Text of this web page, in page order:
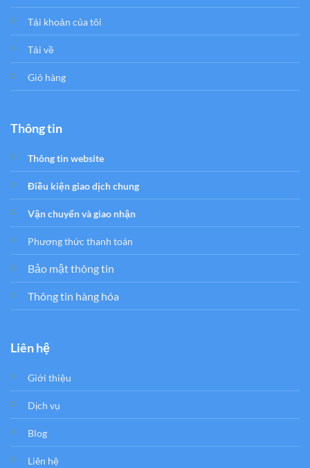
Tải khoản của tôi
Tải về
Giỏ hàng
Thông tin
Thông tin website
Điều kiện giao dịch chung
Vận chuyển và giao nhận
Phương thức thanh toán
Bảo mật thông tin
Thông tin hàng hóa
Liên hệ
Giới thiệu
Dịch vụ
Blog
Liên hệ